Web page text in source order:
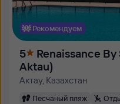
Рекомендуем
5
Renaissance By
Aktau)
Актау, Казахстан
Песчаный пляж